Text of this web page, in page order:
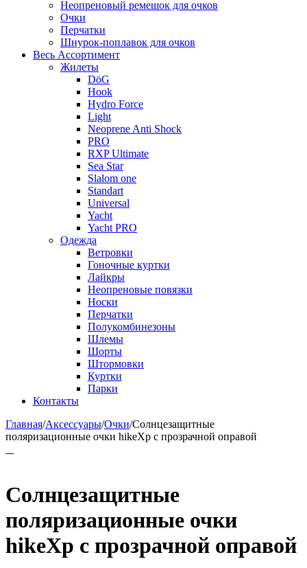
Неопреновый ремешок для очков
Очки
Перчатки
Шнурок-поплавок для очков
Весь Ассортимент
Жилеты
DöG
Hook
Hydro Force
Light
Neoprene Anti Shock
PRO
RXP Ultimate
Sea Star
Slalom one
Standart
Universal
Yacht
Yacht PRO
Одежда
Ветровки
Гоночные куртки
Лайкры
Неопреновые повязки
Носки
Перчатки
Полукомбинезоны
Шлемы
Шорты
Штормовки
Куртки
Парки
Контакты
Главная/Аксессуары/Очки/Солнцезащитные
поляризационные очки hikeXp с прозрачной оправой
Солнцезащитные
поляризационные очки
hikeXp с прозрачной оправой